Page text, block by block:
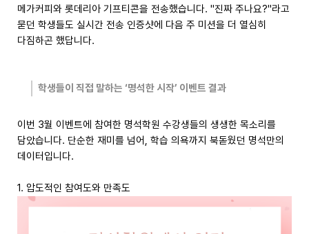
메가커피와 롯데리아 기프티콘을 전송했습니다. "진짜 주나요?"라고
묻던 학생들도 실시간 전송 인증샷에 다음 주 미션을 더 열심히
다짐하곤 했답니다.
학생들이 직접 말하는 ‘명석한 시작’ 이벤트 결과
이번 3월 이벤트에 참여한 명석학원 수강생들의 생생한 목소리를
담았습니다. 단순한 재미를 넘어, 학습 의욕까지 북돋웠던 명석만의
데이터입니다.
1. 압도적인 참여도와 만족도